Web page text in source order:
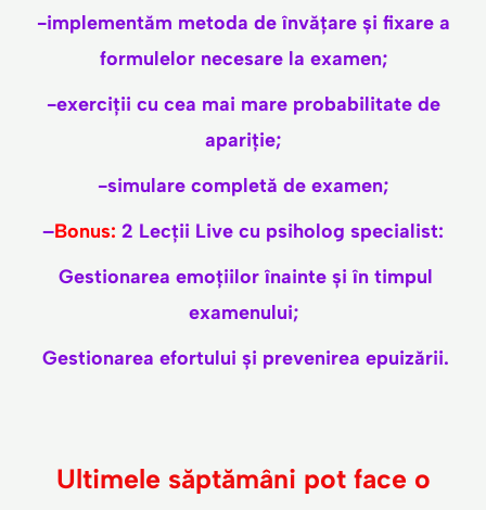
-implementăm metoda de învățare și fixare a
formulelor necesare la examen;
-exerciții cu cea mai mare probabilitate de
apariție;
-simulare completă de examen;
–Bonus: 2 Lecții Live cu psiholog specialist:
Gestionarea emoțiilor înainte și în timpul
examenului;
Gestionarea efortului și prevenirea epuizării.
Ultimele săptămâni pot face o